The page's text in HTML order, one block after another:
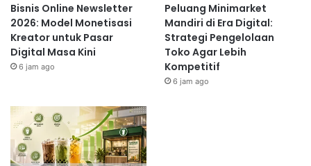
Bisnis Online Newsletter
2026: Model Monetisasi
Kreator untuk Pasar
Digital Masa Kini
6 jam ago
Peluang Minimarket
Mandiri di Era Digital:
Strategi Pengelolaan
Toko Agar Lebih
Kompetitif
6 jam ago